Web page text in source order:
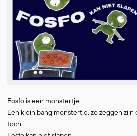
Fosfo is een monstertje
Een klein bang monstertje, zo zeggen zijn
toch